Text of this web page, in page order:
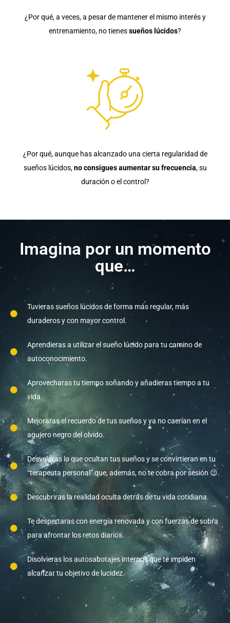
¿Por qué, a veces, a pesar de mantener el mismo interés y
entrenamiento, no tienessueños lúcidos?
¿Por qué, aunque has alcanzado una cierta regularidad de
sueños lúcidos,no consigues aumentar su frecuencia, su
duración o el control?
Imagina por un momento
que…
Tuvieras sueños lúcidos de forma más regular, más
duraderos y con mayor control.
Aprendieras a utilizar el sueño lúcido para tu camino de
autoconocimiento.
Aprovecharas tu tiempo soñando y añadieras tiempo a tu
vida.
Mejoraras el recuerdo de tus sueños y ya no caerían en el
agujero negro del olvido.
Desvelaras lo que ocultan tus sueños y se convirtieran en tu
“terapeuta personal” que, además, no te cobra por sesión 😉.
Descubriras la realidad oculta detrás de tu vida cotidiana.
Te despertaras con energía renovada y con fuerzas de sobra
para afrontar los retos diarios.
Disolvieras los autosabotajes internos que te impiden
alcanzar tu objetivo de lucidez.